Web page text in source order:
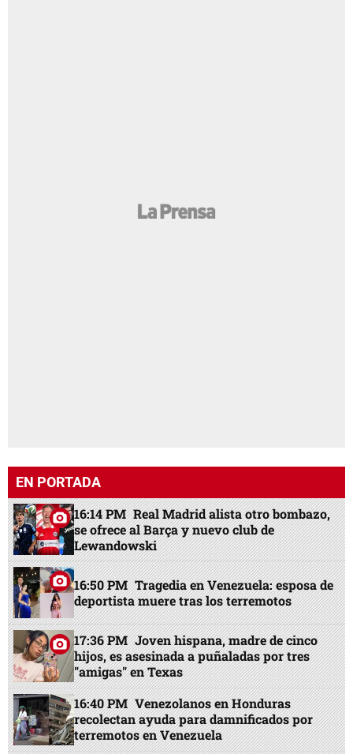
EN PORTADA
16:14 PM Real Madrid alista otro bombazo,
se ofrece al Barça y nuevo club de
Lewandowski
16:50 PM Tragedia en Venezuela: esposa de
deportista muere tras los terremotos
17:36 PM Joven hispana, madre de cinco
hijos, es asesinada a puñaladas por tres
"amigas" en Texas
16:40 PM Venezolanos en Honduras
recolectan ayuda para damnificados por
terremotos en Venezuela